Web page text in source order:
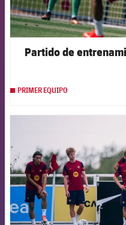
Partido de
PRIMER EQUIPO